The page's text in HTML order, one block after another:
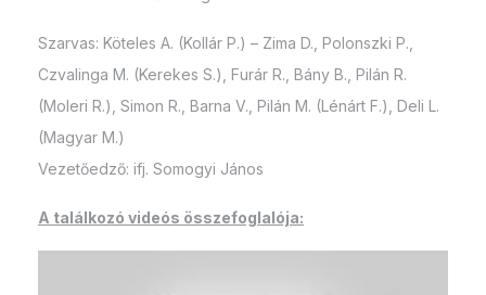
Szarvas: Köteles A. (Kollár P.) – Zima D., Polonszki P.,
Czvalinga M. (Kerekes S.), Furár R., Bány B., Pilán R.
(Moleri R.), Simon R., Barna V., Pilán M. (Lénárt F.), Deli L.
(Magyar M.)
Vezetőedző: ifj. Somogyi János
A találkozó videós összefoglalója: